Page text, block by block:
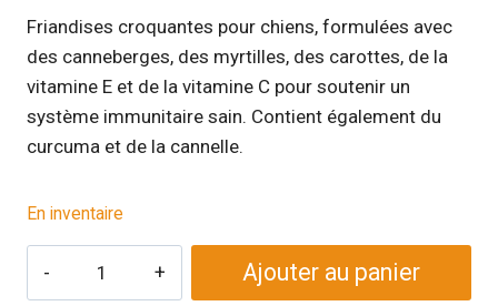
Friandises croquantes pour chiens, formulées avec
des canneberges, des myrtilles, des carottes, de la
vitamine E et de la vitamine C pour soutenir un
système immunitaire sain. Contient également du
curcuma et de la cannelle.
En inventaire
Ajouter au panier